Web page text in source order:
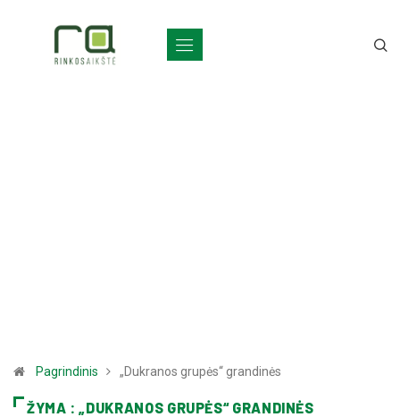
Pagrindinis „Dukranos grupės“ grandinės
ŽYMA : „DUKRANOS GRUPĖS“ GRANDINĖS